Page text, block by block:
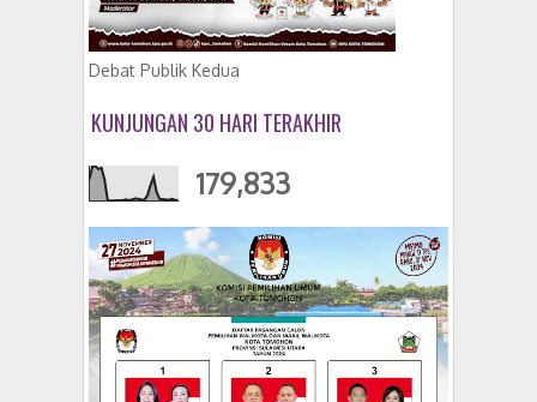
Debat Publik Kedua
KUNJUNGAN 30 HARI TERAKHIR
179,833